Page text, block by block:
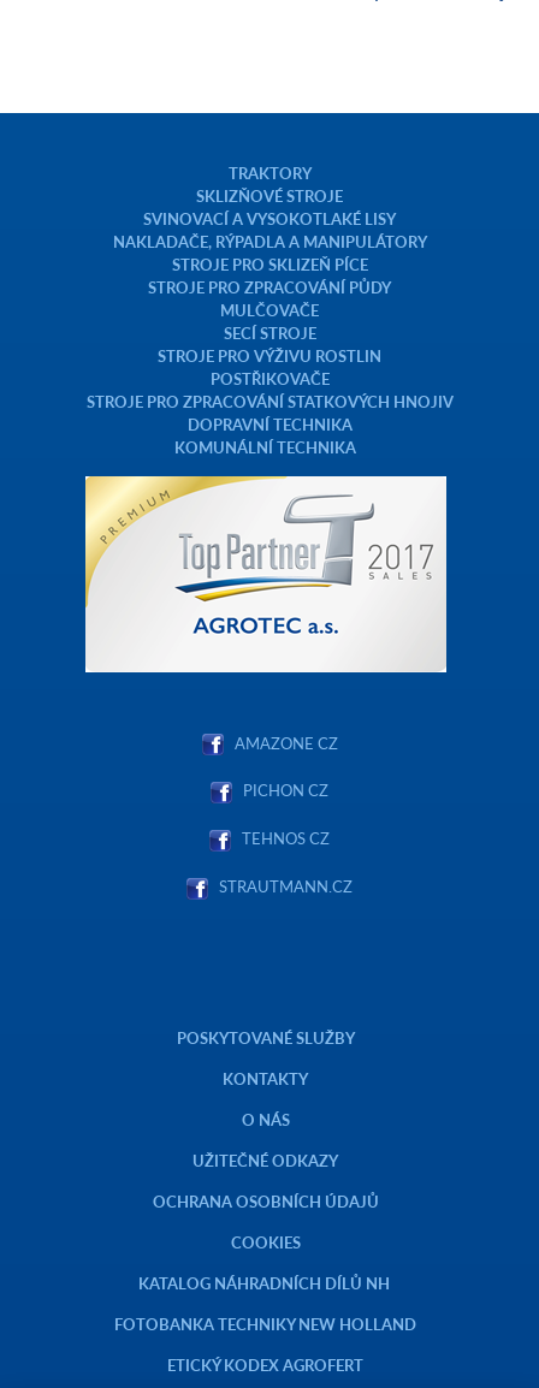
TRAKTORY
SKLIZŇOVÉ STROJE
SVINOVACÍ A VYSOKOTLAKÉ LISY
NAKLADAČE, RÝPADLA A MANIPULÁTORY
STROJE PRO SKLIZEŇ PÍCE
STROJE PRO ZPRACOVÁNÍ PŮDY
MULČOVAČE
SECÍ STROJE
STROJE PRO VÝŽIVU ROSTLIN
POSTŘIKOVAČE
STROJE PRO ZPRACOVÁNÍ STATKOVÝCH HNOJIV
DOPRAVNÍ TECHNIKA
KOMUNÁLNÍ TECHNIKA
AMAZONE CZ
PICHON CZ
TEHNOS CZ
STRAUTMANN.CZ
POSKYTOVANÉ SLUŽBY
KONTAKTY
O NÁS
UŽITEČNÉ ODKAZY
OCHRANA OSOBNÍCH ÚDAJŮ
COOKIES
KATALOG NÁHRADNÍCH DÍLŮ NH
FOTOBANKA TECHNIKY NEW HOLLAND
ETICKÝ KODEX AGROFERT